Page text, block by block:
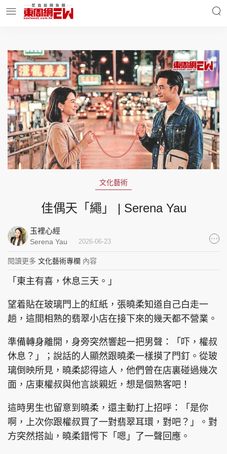
明星名人 時事財經
東周Ladies 優享生活
東周食玩通 會員活動
集團旗下品牌
PCM 電腦廣場 星島頭條 星島日報
文化藝術
佳偶天「繩」 | Serena Yau
玉裡心經
Serena Yau 2026-06-23
閱讀更多 文化藝術專欄 內容
「東主有喜，休息三天。」
望着貼在玻璃門上的紅紙，張曉柔知道自己白走一
趟，這間相熟的翡翠小店在接下來的幾天都不營業。
準備轉身離開，身旁突然響起一把男聲：「吓，權叔
休息？」；說話的人顯然跟曉柔一樣摸了門釘。從玻
璃倒映所見，曉柔認得這人，他們曾在店裏碰過幾次
面，店東權叔與他言談親近，想是個熟客吧！
這時男生也留意到曉柔，還主動打上招呼：「是你
啊，上次你跟權叔買了一對翡翠耳環，對吧？」。對
方突然搭訕，曉柔錯愕下「嗯」了一聲回應。